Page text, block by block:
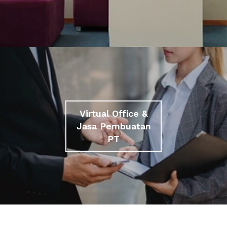
Virtual Office &
Jasa Pembuatan
PT